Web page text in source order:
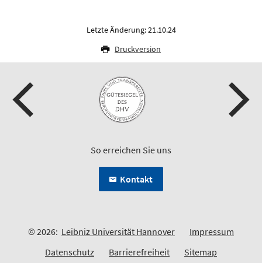
Letzte Änderung: 21.10.24
Druckversion
So erreichen Sie uns
Kontakt
© 2026: Leibniz Universität Hannover
Impressum
Datenschutz
Barrierefreiheit Sitemap